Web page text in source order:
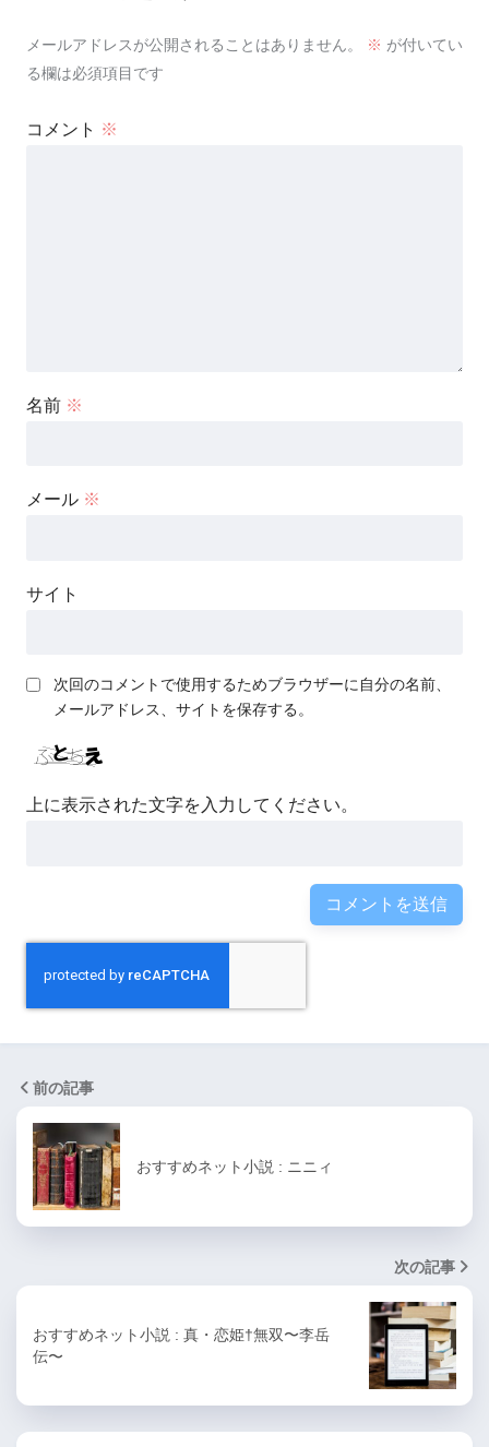
メールアドレスが公開されることはありません。 ※ が付いてい
る欄は必須項目です
コメント ※
名前 ※
メール ※
サイト
次回のコメントで使用するためブラウザーに自分の名前、
メールアドレス、サイトを保存する。
上に表示された文字を入力してください。
前の記事
おすすめネット小説 : ニニィ
次の記事
おすすめネット小説 : 真・恋姫†無双〜李岳
伝〜